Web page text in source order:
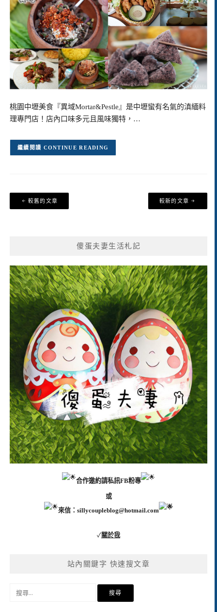
桃園中壢美食『異域Mortar&Pestle』是中壢蠻有名氣的滇緬料
理專門店！店內口味多元且風味獨特，…
CONTINUE READING
文
章
較舊的文章 較新的文章
傻蛋夫妻生活札記
合作邀約請私訊FB粉專
或
來信： sillycoupleblog@hotmail.com
✓關於我
站內關鍵字 快速搜文章